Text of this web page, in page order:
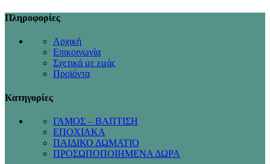
Πληροφορίες
Αρχική
Επικοινωνία
Σχετικά με εμάς
Προϊόντα
Κατηγορίες
ΓΑΜΟΣ – ΒΑΠΤΙΣΗ
ΕΠΟΧΙΑΚΑ
ΠΑΙΔΙΚΟ ΔΩΜΑΤΙΟ
ΠΡΟΣΩΠΟΠΟΙΗΜΕΝΑ ΔΩΡΑ